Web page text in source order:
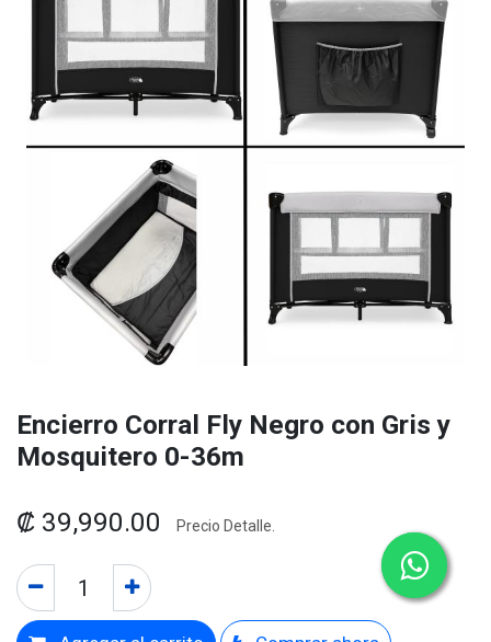
Encierro Corral Fly Negro con Gris y
Mosquitero 0-36m
₡ 39,990.00 Precio Detalle.